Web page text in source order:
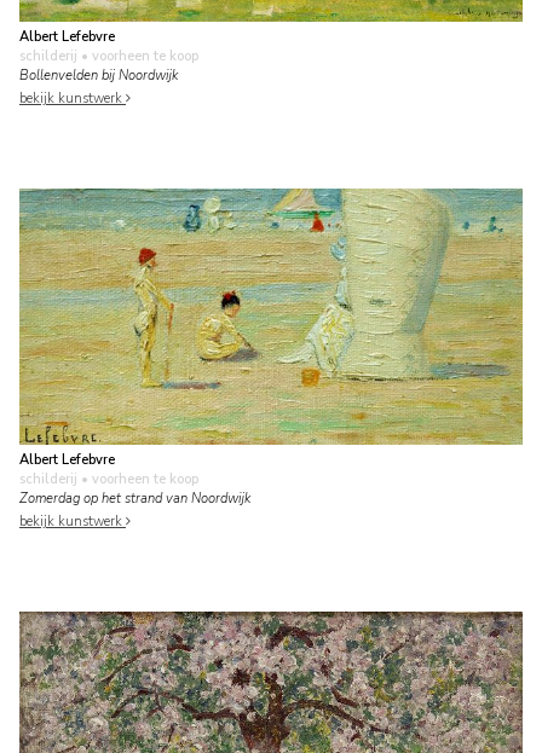
Albert Lefebvre
schilderij • voorheen te koop
Bollenvelden bij Noordwijk
bekijk kunstwerk
Albert Lefebvre
schilderij • voorheen te koop
Zomerdag op het strand van Noordwijk
bekijk kunstwerk